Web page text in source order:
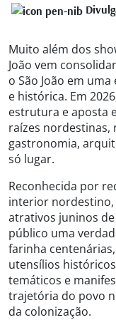
Muito além dos
João vem
o São João em
e histórica. Em
estrutura e aposta
raízes
gastronomia,
só lugar.
Reconhecida por
interior nordestino,
atrativos juninos
público uma
farinha
utensílios
temáticos e
trajetória do povo
da colonização.